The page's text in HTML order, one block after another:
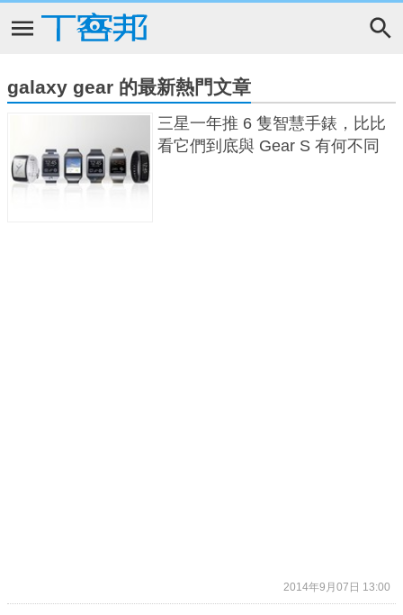
galaxy gear 的最新熱門文章
三星一年推 6 隻智慧手錶，比比
看它們到底與 Gear S 有何不同
2014年9月07日 13:00